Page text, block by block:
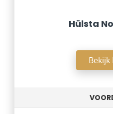
Hülsta
Bekijk